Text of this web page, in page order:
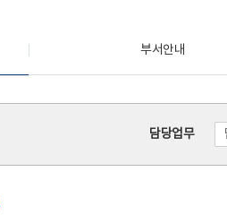
부서안내
담당업무